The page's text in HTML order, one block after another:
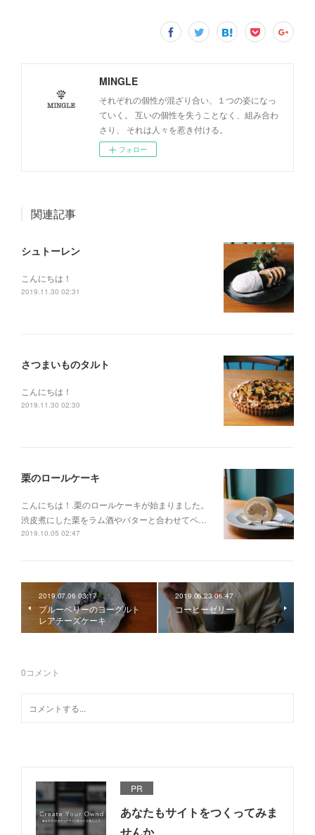
MINGLE
それぞれの個性が混ざり合い、１つの姿になっ
ていく。 互いの個性を失うことなく、組み合わ
さり、 それは人々を惹き付ける。
フォロー
関連記事
シュトーレン
こんにちは！
2019.11.30 02:31
さつまいものタルト
こんにちは！
2019.11.30 02:30
栗のロールケーキ
こんにちは！.栗のロールケーキが始まりました。
渋皮煮にした栗をラム酒やバターと合わせてペ…
2019.10.05 02:47
2019.07.06 03:17
ブルーベリーのヨーグルト
レアチーズケーキ
2019.06.23 06:47
コーヒーゼリー
0コメント
PR
あなたもサイトをつくってみま